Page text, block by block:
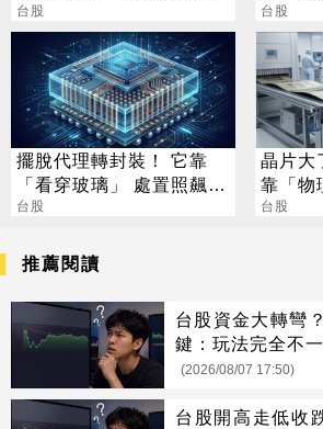
買進
台股
增
台股
擺脫代理轉封裝！ 它靠
「看穿玻璃」 處置照飆2
漲停
台股
晶片大
靠「物
收狂飆
台股
推薦閱讀
台股資金大轉彎
鍵：玩法完全不
(2026/08/07 17:50)
台股開高走低收